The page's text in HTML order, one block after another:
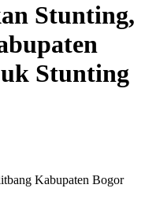
Stunting,
Stunting
Kabupaten Bogor